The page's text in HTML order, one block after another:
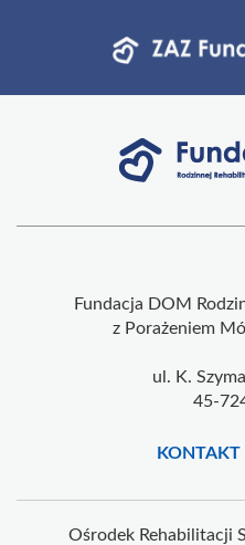
Fundacja DOM
z Porażeniem
ul. K.
45-
KONTAKT
Ośrodek Rehabilitacji